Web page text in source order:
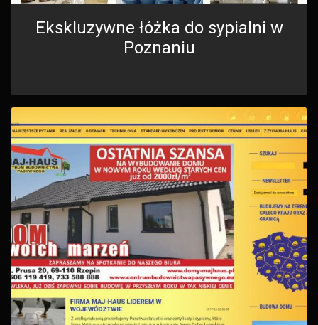
Ekskluzywne łóżka do sypialni w
Poznaniu